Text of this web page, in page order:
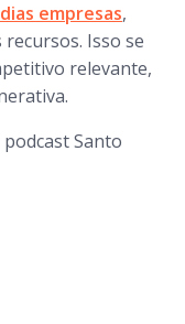
empresas,
Isso se
relevante,
podcastSanto